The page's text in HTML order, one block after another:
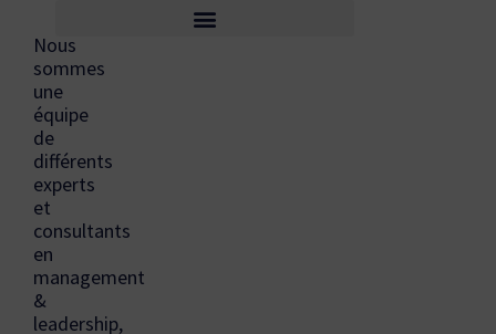
Nous
sommes
une
équipe
de
différents
experts
et
consultants
en
management
&
leadership,